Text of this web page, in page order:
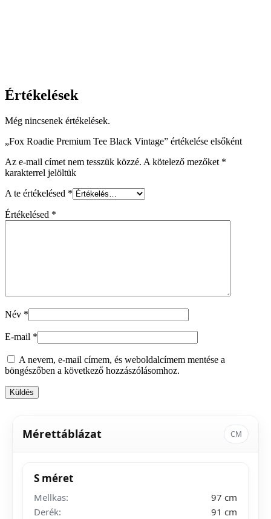
Értékelések
Még nincsenek értékelések.
„Fox Roadie Premium Tee Black Vintage” értékelése elsőként
Az e-mail címet nem tesszük közzé. A kötelező mezőket *
karakterrel jelöltük
A te értékelésed *
Értékelésed *
Név *
E-mail *
A nevem, e-mail címem, és weboldalcímem mentése a
böngészőben a következő hozzászólásomhoz.
Mérettáblázat CM
S méret
Mellkas:
97 cm
Derék:
91 cm